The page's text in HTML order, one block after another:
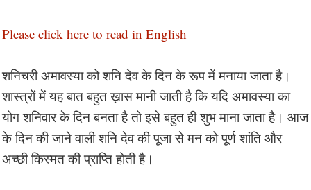
Please click here to read in English
शनिचरी अमावस्या को शनि देव के दिन के रूप में मनाया जाता है।
शास्त्रों में यह बात बहुत ख़ास मानी जाती है कि यदि अमावस्या का
योग शनिवार के दिन बनता है तो इसे बहुत ही शुभ माना जाता है। आज
के दिन की जाने वाली शनि देव की पूजा से मन को पूर्ण शांति और
अच्छी किस्मत की प्राप्ति होती है।